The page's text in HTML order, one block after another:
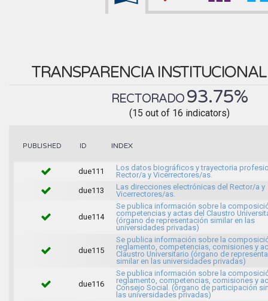
TRANSPARENCIA
RECTORADO 93.75%
(15 out of 16 indicators)
PUBLISHED ID INDEX
due111
Los datos biográficos y trayectoria
Rector/a y Vicerrectores/as.
due113
Las direcciones electrónicas del Rector/a y
Vicerrectores/as.
due114
Se publica información sobre la
competencias y actas del Claustro
(órgano de representación similar en las
universidades privadas)
due115
Se publica información sobre la
reglamento, competencias, comisiones y
Claustro Universitario (órgano de
similar en las universidades privadas)
due116
Se publica información sobre la
reglamento, competencias, comisiones y
Consejo Social. (órgano de participación
las universidades privadas)